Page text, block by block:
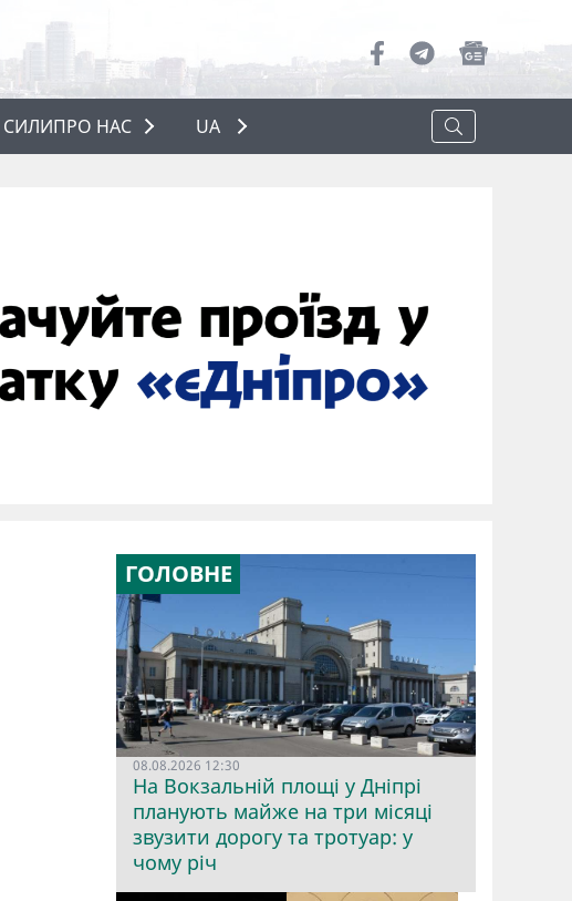
СИЛИПРО НАС
ПРО НАС
UA
ГОЛОВНЕ
08.08.2026 12:30
На Вокзальній площі у Дніпрі
планують майже на три місяці
звузити дорогу та тротуар: у
чому річ